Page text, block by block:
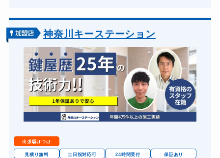
神奈川キーステーション
出張駆けつけ
見積り無料 土日祝対応可 24時間受付
保証あり